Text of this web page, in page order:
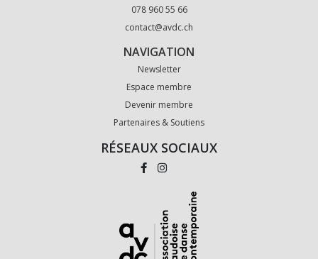
078 960 55 66
contact@avdc.ch
NAVIGATION
Newsletter
Espace membre
Devenir membre
Partenaires & Soutiens
RÉSEAUX SOCIAUX